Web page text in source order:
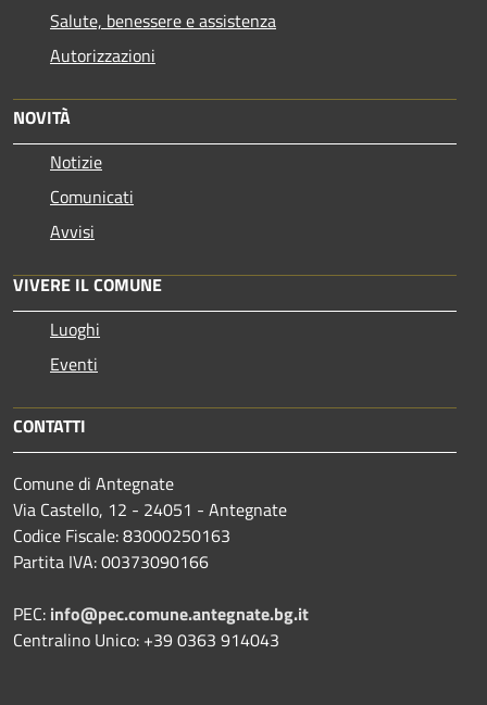
Salute, benessere e assistenza
Autorizzazioni
NOVITÀ
Notizie
Comunicati
Avvisi
VIVERE IL COMUNE
Luoghi
Eventi
CONTATTI
Comune di Antegnate
Via Castello, 12 - 24051 - Antegnate
Codice Fiscale: 83000250163
Partita IVA: 00373090166
PEC: info@pec.comune.antegnate.bg.it
Centralino Unico: +39 0363 914043